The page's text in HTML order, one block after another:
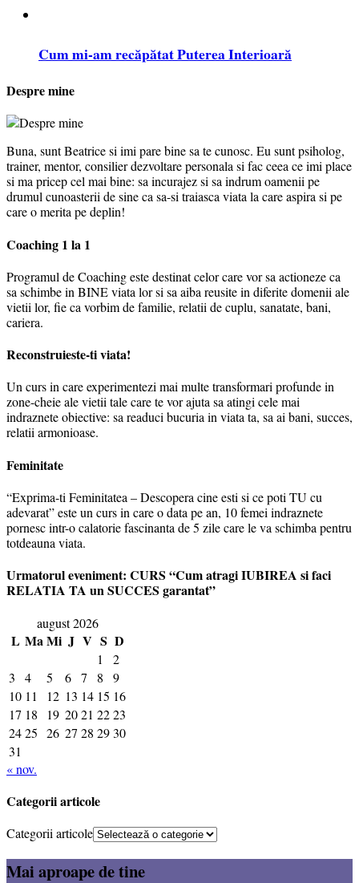
Cum mi-am recăpătat Puterea Interioară
Despre mine
Buna, sunt Beatrice si imi pare bine sa te cunosc. Eu sunt psiholog,
trainer, mentor, consilier dezvoltare personala si fac ceea ce imi place
si ma pricep cel mai bine: sa incurajez si sa indrum oamenii pe
drumul cunoasterii de sine ca sa-si traiasca viata la care aspira si pe
care o merita pe deplin!
Coaching 1 la 1
Programul de Coaching este destinat celor care vor sa actioneze ca
sa schimbe in BINE viata lor si sa aiba reusite in diferite domenii ale
vietii lor, fie ca vorbim de familie, relatii de cuplu, sanatate, bani,
cariera.
Reconstruieste-ti viata!
Un curs in care experimentezi mai multe transformari profunde in
zone-cheie ale vietii tale care te vor ajuta sa atingi cele mai
indraznete obiective: sa readuci bucuria in viata ta, sa ai bani, succes,
relatii armonioase.
Feminitate
“Exprima-ti Feminitatea – Descopera cine esti si ce poti TU cu
adevarat” este un curs in care o data pe an, 10 femei indraznete
pornesc intr-o calatorie fascinanta de 5 zile care le va schimba pentru
totdeauna viata.
Urmatorul eveniment: CURS “Cum atragi IUBIREA si faci
RELATIA TA un SUCCES garantat”
august 2026
L Ma Mi J V S D
1
2
3
4 5 6 7 8
9
10 11 12 13 14 15 16
17 18 19 2021 2223
2425 26 27 28 2930
31
« nov.
Categorii articole
Categorii articole
Mai aproape de tine